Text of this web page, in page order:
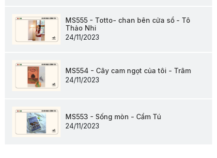
MS555 - Totto- chan bên cửa sổ - Tô
Thảo Nhi
24/11/2023
MS554 - Cây cam ngọt của tôi - Trâm
24/11/2023
MS553 - Sống mòn - Cẩm Tú
24/11/2023